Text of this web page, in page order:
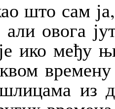
што сам
али овога
ико међу
из